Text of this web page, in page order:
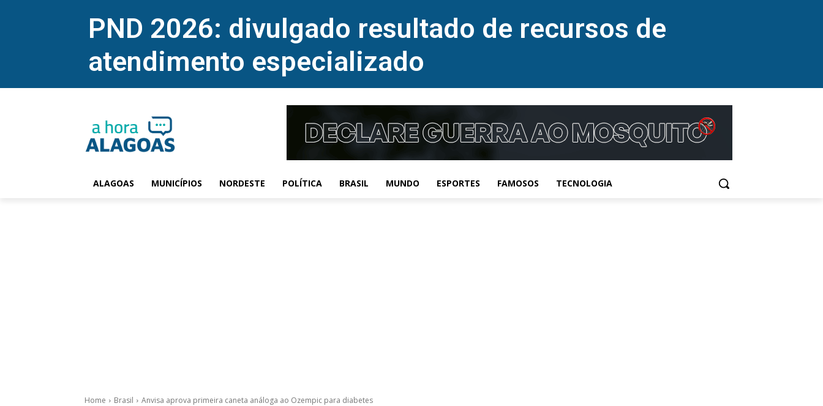
PND 2026: divulgado resultado de recursos de
atendimento especializado
ALAGOAS MUNICÍPIOS NORDESTE POLÍTICA BRASIL MUNDO ESPORTES FAMOSOS TECNOLOGIA
Home Brasil
Anvisa aprova primeira caneta análoga ao Ozempic para diabetes